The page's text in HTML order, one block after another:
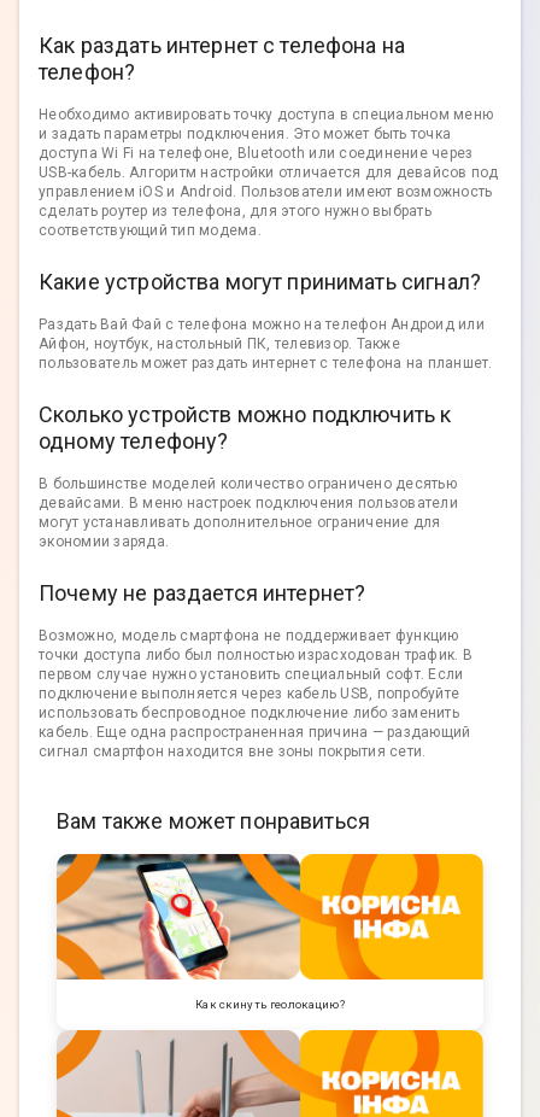
Как раздать интернет с телефона на
телефон?
Необходимо активировать точку доступа в специальном меню
и задать параметры подключения. Это может быть точка
доступа Wi Fi на телефоне, Bluetooth или соединение через
USB-кабель. Алгоритм настройки отличается для девайсов под
управлением iOS и Android. Пользователи имеют возможность
сделать роутер из телефона, для этого нужно выбрать
соответствующий тип модема.
Какие устройства могут принимать сигнал?
Раздать Вай Фай с телефона можно на телефон Андроид или
Айфон, ноутбук, настольный ПК, телевизор. Также
пользователь может раздать интернет с телефона на планшет.
Сколько устройств можно подключить к
одному телефону?
В большинстве моделей количество ограничено десятью
девайсами. В меню настроек подключения пользователи
могут устанавливать дополнительное ограничение для
экономии заряда.
Почему не раздается интернет?
Возможно, модель смартфона не поддерживает функцию
точки доступа либо был полностью израсходован трафик. В
первом случае нужно установить специальный софт. Если
подключение выполняется через кабель USB, попробуйте
использовать беспроводное подключение либо заменить
кабель. Еще одна распространенная причина — раздающий
сигнал смартфон находится вне зоны покрытия сети.
Вам также может понравиться
Как скинуть геолокацию?